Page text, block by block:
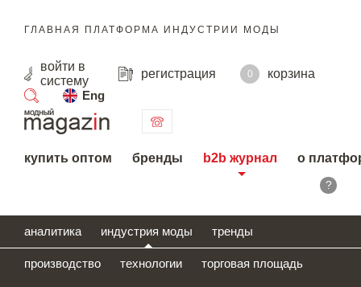
ГЛАВНАЯ ПЛАТФОРМА ИНДУСТРИИ МОДЫ
войти в
систему
регистрация 0
корзина
Eng
поиск
купить оптом бренды b2b журнал о
?
аналитика индустрия моды тренды
производство технологии торговая площадь